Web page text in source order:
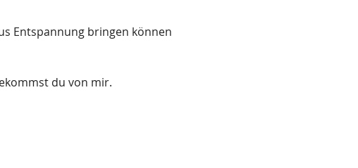
Entspannung bringen können
du von mir.